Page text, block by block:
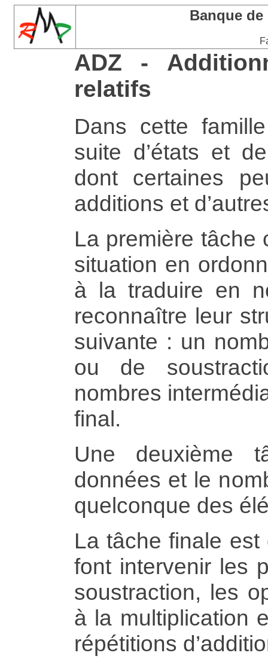
Banque
ADZ -
relatifs
Dans cette
suite d’états et
dont certaines
additions et
La première tâche
situation en
à la traduire en
reconnaître leur
suivante : un
ou de
nombres
final.
Une deuxième
données et le
quelconque des
La tâche finale est
font intervenir les
soustraction, les
à la multiplication
répétitions